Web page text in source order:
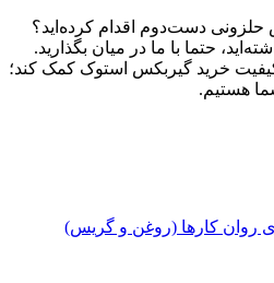
حلزونی دست‌دوم اقدام کرده‌اید؟
حتما با ما در میان بگذارید.
خرید گیربکس استوک کمک کند؛
هستیم.
روان کارها (روغن و گریس)